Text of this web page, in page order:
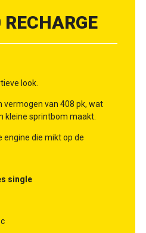
look.
vermogen van 408 pk, wat
kleine sprintbom maakt.
engine die mikt op de
single